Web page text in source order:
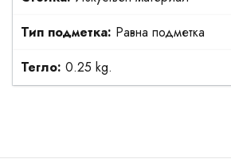
Тип подметка: Равна подметка
Тегло: 0.25 kg.